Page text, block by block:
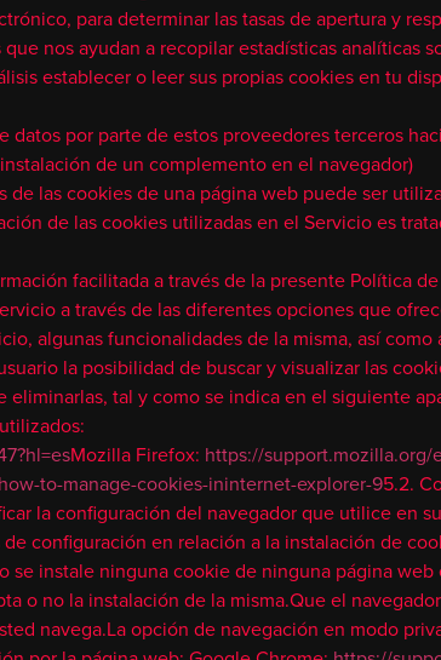
para determinar las tasas de apertura y
nos ayudan a recopilar estadísticas analíticas
establecer o leer sus propias cookies en tu
por parte de estos proveedores terceros
de un complemento en el navegador)
de las cookies de una página web puede ser
de las cookies utilizadas en el Servicio es
facilitada a través de la presente Política
a través de las diferentes opciones que
algunas funcionalidades de la misma, así
la posibilidad de buscar y visualizar las
tal y como se indica en el siguiente
Mozilla Firefox: https://
to-manage-cookies-ininternet-explorer-95.2.
la configuración del navegador que utilice en
configuración en relación a la instalación de
instale ninguna cookie de ninguna página
o no la instalación de la misma.Que el
navega.La opción de navegación en modo